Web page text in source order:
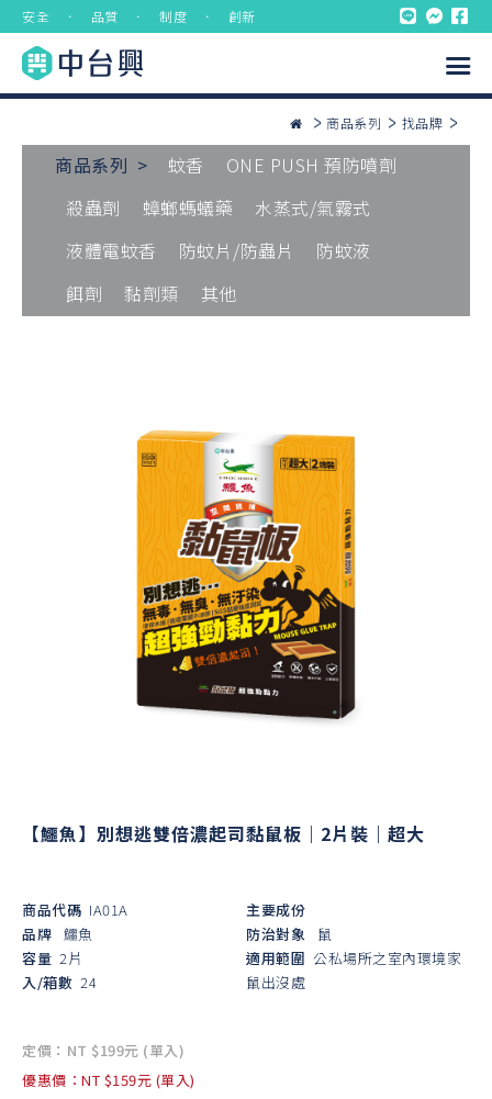
安全 ． 品質 ． 制度 ． 創新
商品系列 找品牌
商品系列 > 蚊香
ONE PUSH 預防噴劑
殺蟲劑
蟑螂螞蟻藥
水蒸式/氣霧式
液體電蚊香
防蚊片/防蟲片
防蚊液
餌劑
黏劑類 其他
【鱷魚】別想逃雙倍濃起司黏鼠板｜2片裝｜超大
商品代碼 IA01A
品牌 鱷魚
容量 2片
入/箱數 24
主要成份
防治對象
鼠
適用範圍 公私場所之室內環境家
鼠出沒處
定價：NT $199元 (單入)
優惠價：NT $159元 (單入)